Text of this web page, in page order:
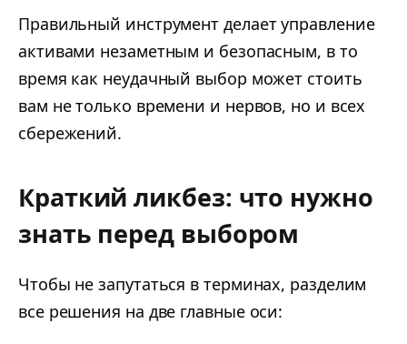
Правильный инструмент делает управление
активами незаметным и безопасным, в то
время как неудачный выбор может стоить
вам не только времени и нервов, но и всех
сбережений.
Краткий ликбез: что нужно
знать перед выбором
Чтобы не запутаться в терминах, разделим
все решения на две главные оси: